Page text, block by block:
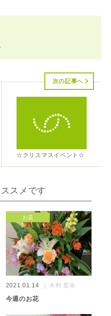
次の記事へ
☆クリスマスイベント☆
スメです
お花
2021.01.14 木村 梨奈
今週のお花